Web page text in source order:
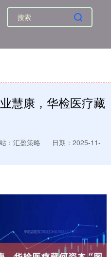
慧康，华检医疗藏
：汇盈策略
日期：2025-11-